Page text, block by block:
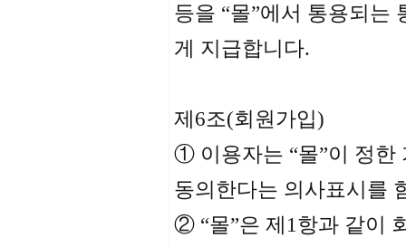
등을 “몰”에서 통용되는
게 지급합니다.
제6조(회원가입)
① 이용자는 “몰”이 정한
동의한다는 의사표시를
② “몰”은 제1항과 같이